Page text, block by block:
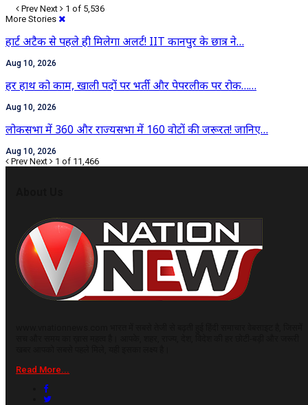
Prev Next
1 of 5,536
More Stories
हार्ट अटैक से पहले ही मिलेगा अलर्ट! IIT कानपुर के छात्र ने…
Aug 10, 2026
हर हाथ को काम, खाली पदों पर भर्ती और पेपरलीक पर रोक……
Aug 10, 2026
लोकसभा में 360 और राज्यसभा में 160 वोटों की जरूरत! जानिए…
Aug 10, 2026
Prev Next 1 of 11,466
Read More...